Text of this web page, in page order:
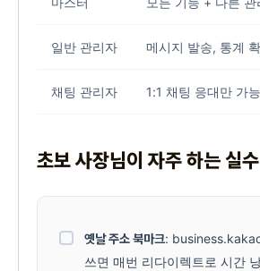
일반 관리자 메시지 발송, 통계
채팅 관리자 1:1 채팅 응대만 가능
초보 사장님이 자주 하는 실
옛날 주소 북마크:
쓰면 매번 리다이렉트로 시간